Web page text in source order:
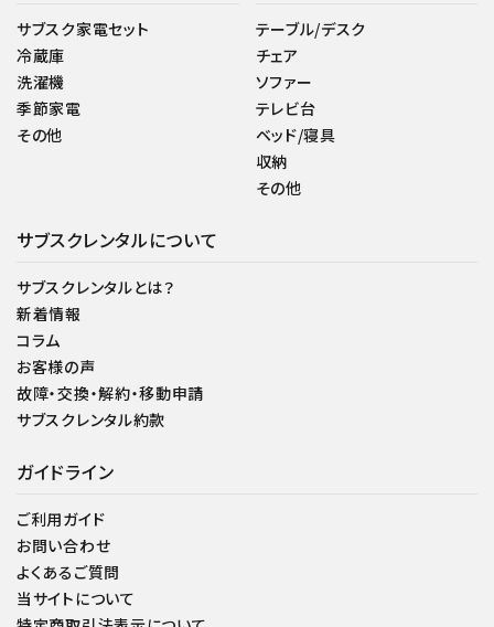
サブスク家電セット
冷蔵庫
洗濯機
季節家電
その他
テーブル/デスク
チェア
ソファー
テレビ台
ベッド/寝具
収納
その他
サブスクレンタルについて
サブスクレンタルとは？
新着情報
コラム
お客様の声
故障・交換・解約・移動申請
サブスクレンタル約款
ガイドライン
ご利用ガイド
お問い合わせ
よくあるご質問
当サイトについて